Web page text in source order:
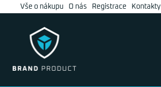
Vše o nákupu O nás Registrace Kontakty